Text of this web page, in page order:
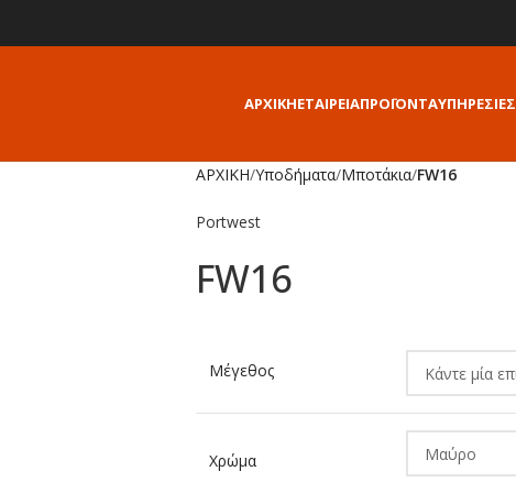
ΑΡΧΙΚΗΕΤΑΙΡΕΙΑΠΡΟΪΟΝΤΑΥΠΗΡΕΣΙΕΣ
ΑΡΧΙΚΗ/Υποδήματα/Μποτάκια/FW16
Portwest
FW16
Μέγεθος
Χρώμα